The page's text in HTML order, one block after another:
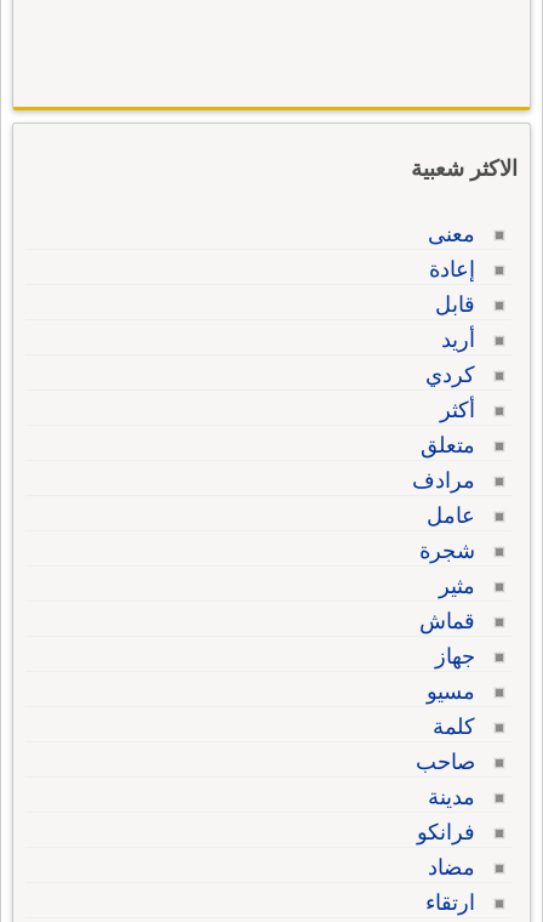
الاكثر شعبية
معنى
إعادة
قابل
أريد
كردي
أكثر
متعلق
مرادف
عامل
شجرة
مثير
قماش
جهاز
مسيو
كلمة
صاحب
مدينة
فرانكو
مضاد
ارتقاء